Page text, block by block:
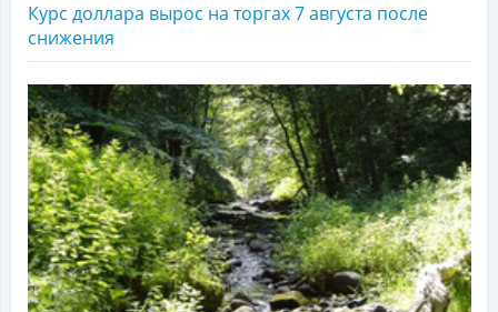
Курс доллара вырос на торгах 7 августа после
снижения